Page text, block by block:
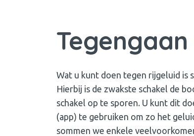
Wat u kunt doen tegen rijgeluid is
Hierbij is de zwakste schakel de
schakel op te sporen. U kunt dit
(app) te gebruiken om zo het
sommen we enkele